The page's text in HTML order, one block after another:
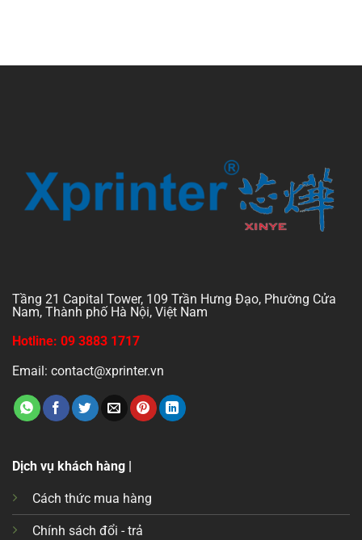
Tầng 21 Capital Tower, 109 Trần Hưng Đạo, Phường Cửa
Nam, Thành phố Hà Nội, Việt Nam
Hotline: 09 3883 1717
Email: contact@xprinter.vn
Dịch vụ khách hàng |
Cách thức mua hàng
Chính sách đổi - trả